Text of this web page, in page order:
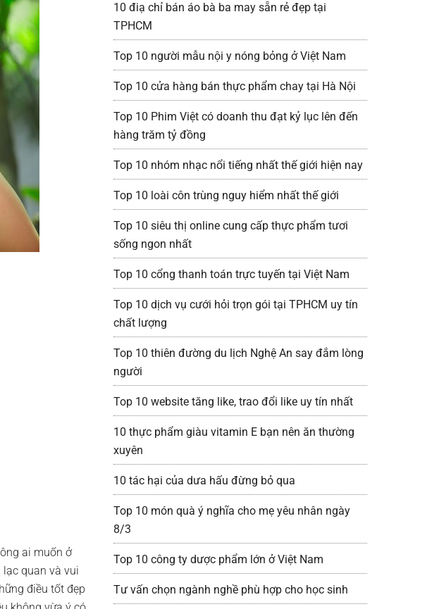
ai muốn ở
quan và vui
điều tốt đẹp
10 điạ chỉ bán áo bà ba may sẵn rẻ đẹp tại
TPHCM
Top 10 người mẫu nội y nóng bỏng ở Việt Nam
Top 10 cửa hàng bán thực phẩm chay tại Hà Nội
Top 10 Phim Việt có doanh thu đạt kỷ lục lên đến
hàng trăm tỷ đồng
Top 10 nhóm nhạc nổi tiếng nhất thế giới hiện nay
Top 10 loài côn trùng nguy hiểm nhất thế giới
Top 10 siêu thị online cung cấp thực phẩm tươi
sống ngon nhất
Top 10 cổng thanh toán trực tuyến tại Việt Nam
Top 10 dịch vụ cưới hỏi trọn gói tại TPHCM uy tín
chất lượng
Top 10 thiên đường du lịch Nghệ An say đắm lòng
người
Top 10 website tăng like, trao đổi like uy tín nhất
10 thực phẩm giàu vitamin E bạn nên ăn thường
xuyên
10 tác hại của dưa hấu đừng bỏ qua
Top 10 món quà ý nghĩa cho mẹ yêu nhân ngày
8/3
Top 10 công ty dược phẩm lớn ở Việt Nam
Tư vấn chọn ngành nghề phù hợp cho học sinh